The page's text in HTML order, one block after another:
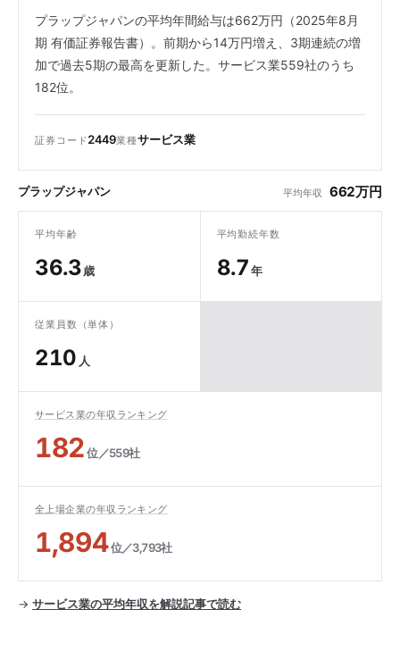
プラップジャパンの平均年間給与は662万円（2025年8月
期 有価証券報告書）。前期から14万円増え、3期連続の増
加で過去5期の最高を更新した。サービス業559社のうち
182位。
証券コード2449業種サービス業
プラップジャパン 平均年収 662万円
平均年齢
36.3歳
平均勤続年数
8.7年
従業員数（単体）
210 人
サービス業の年収ランキング
182位／559社
全上場企業の年収ランキング
1,894位／3,793社
→ サービス業の平均年収を解説記事で読む